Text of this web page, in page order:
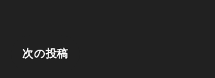
次の投稿